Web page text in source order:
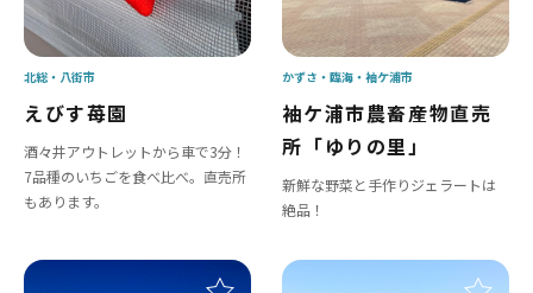
えびす苺園
酒々井アウトレットから車で3分！
7品種のいちごを食べ比べ。直売所
もあります。
北総 八街市
袖ケ浦市農畜産物直売
所「ゆりの里」
新鮮な野菜と手作りジェラートは
絶品！
かずさ・臨海 袖ケ浦市